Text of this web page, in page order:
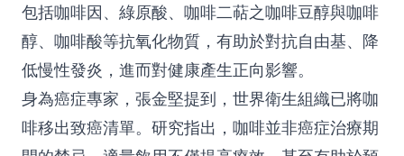
包括咖啡因、綠原酸、咖啡二萜之咖啡豆醇與咖啡
醇、咖啡酸等抗氧化物質，有助於對抗自由基、降
低慢性發炎，進而對健康產生正向影響。
身為癌症專家，張金堅提到，世界衛生組織已將咖
啡移出致癌清單。研究指出，咖啡並非癌症治療期